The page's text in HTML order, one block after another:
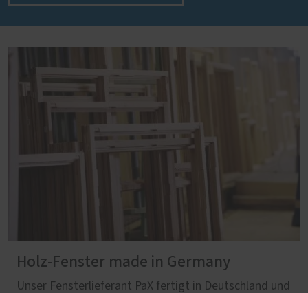
Holz-Fenster made in Germany
Unser Fensterlieferant PaX fertigt in Deutschland und